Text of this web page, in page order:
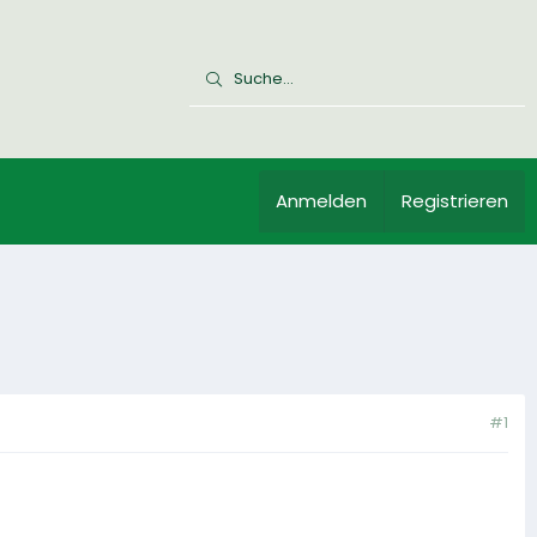
Anmelden Registrieren
#1